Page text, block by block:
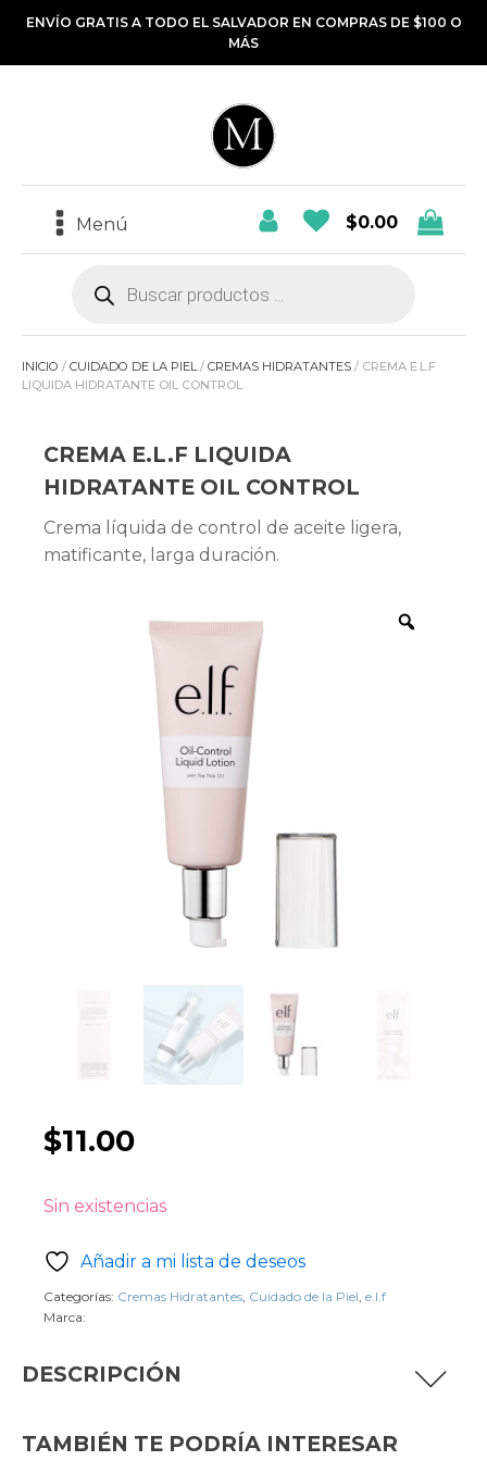
ENVÍO GRATIS A TODO EL SALVADOR EN COMPRAS DE $100 O
MÁS
Menú $0.00
Búsqueda
INICIO / CUIDADO DE LA PIEL/ CREMAS HIDRATANTES / CREMA E.L.F
LIQUIDA HIDRATANTE OIL CONTROL
CREMA E.L.F LIQUIDA
HIDRATANTE OIL CONTROL
Crema líquida de control de aceite ligera,
matificante, larga duración.
$11.00
Sin existencias
Añadir a mi lista de deseos
Categorías: Cremas Hidratantes, Cuidado de la Piel, e.l.f
Marca:
DESCRIPCIÓN
rápidamente y proporciona un acabado mate de
TAMBIÉN TE PODRÍA INTERESAR